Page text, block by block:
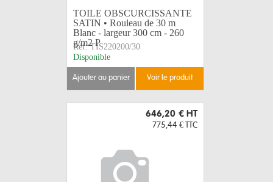
TOILE OBSCURCISSANTE
SATIN • Rouleau de 30 m
Blanc - largeur 300 cm - 260
g/m2 P
Réf: TIS220200/30
Disponible
ajouter au panier voir le produit
646,20 € HT
775,44 € TTC